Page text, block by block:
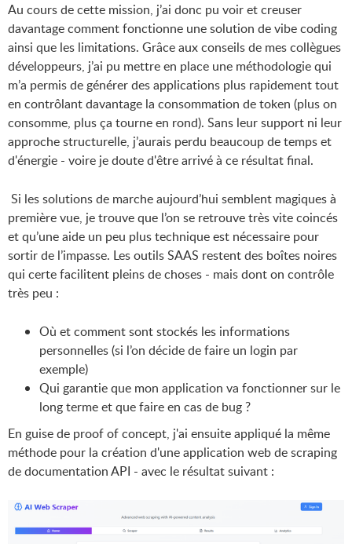
Au cours de cette mission, j’ai donc pu voir et creuser
davantage comment fonctionne une solution de vibe coding
ainsi que les limitations. Grâce aux conseils de mes collègues
développeurs, j’ai pu mettre en place une méthodologie qui
m’a permis de générer des applications plus rapidement tout
en contrôlant davantage la consommation de token (plus on
consomme, plus ça tourne en rond). Sans leur support ni leur
approche structurelle, j’aurais perdu beaucoup de temps et
d'énergie - voire je doute d'être arrivé à ce résultat final.
Si les solutions de marche aujourd’hui semblent magiques à
première vue, je trouve que l’on se retrouve très vite coincés
et qu’une aide un peu plus technique est nécessaire pour
sortir de l’impasse. Les outils SAAS restent des boîtes noires
qui certe facilitent pleins de choses - mais dont on contrôle
très peu :
Où et comment sont stockés les informations
personnelles (si l’on décide de faire un login par
exemple)
Qui garantie que mon application va fonctionner sur le
long terme et que faire en cas de bug ?
En guise de proof of concept, j'ai ensuite appliqué la même
méthode pour la création d'une application web de scraping
de documentation API - avec le résultat suivant :